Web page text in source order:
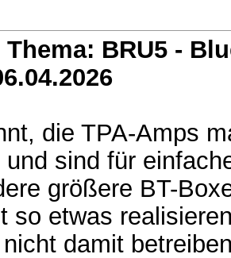
BRU5 -
die TPA-Amps
sind für
größere BT-
so etwas
damit